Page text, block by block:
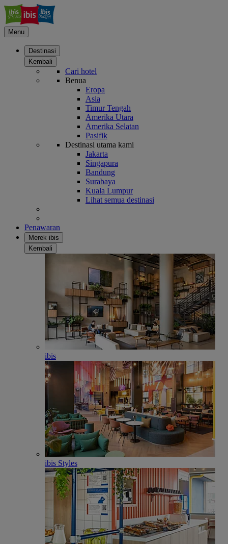
Menu
Destinasi
Kembali
Cari hotel
Benua
Eropa
Asia
Timur Tengah
Amerika Utara
Amerika Selatan
Pasifik
Destinasi utama kami
Jakarta
Singapura
Bandung
Surabaya
Kuala Lumpur
Lihat semua destinasi
Penawaran
Merek ibis
Kembali
ibis
ibis Styles